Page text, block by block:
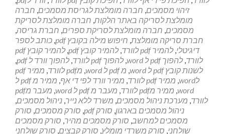
זיהוי מסמכים, חברה מומלצת לגריסת מסמכים, חברה
מומלצת לסריקה באתר הלקוח, חברה מומלצת לסריקת
מסמכים, חברה מומלצת לסריקת ספרים, חברת גריסה,
חברת סריקה מומלצת, חיפוש מילה בקובץ pdf , כותב לספר
דיגיטלי,להמיר pdf לוורד ,להמיר קובץ pdf ,
להמיר קובץ pdf
לוורד,להפוך pdf ל word ,להפוך pdf לוורד ,להפוך וורד ל pdf
,
לשנות קובץ pdf ל word
, מ pdf ל word , מpdf לוורד ,
ממיר pdf
לword
, ממיר pdf לוורד , ממיר וורד לפי די אף,
ממיר מ pdf ל
word
, ממיר מpdf לוורד , מעבר מ pdf ל word ,
מעבר מpdf
לוורד, מערכת ניהול מסמכים, משרד ללא נייר, ניהול מסמכים,
ניהול מסמכים בארגון, סורק pdf , סורק מסמכים, סורק
מסמכים למחשב, סורק מסמכים מהיר, סורק מסמכים
שולחני, סורק משרדי מומלץ, סורק קבצים, סורק שולחני